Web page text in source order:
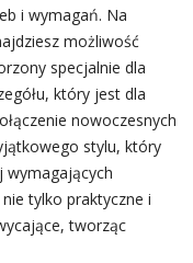
i wymagań. Na
możliwość
specjalnie dla
który jest dla
nowoczesnych
stylu, który
wymagających
tylko praktyczne i
tworząc